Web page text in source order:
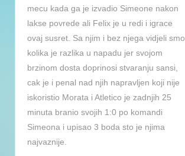
mecu kada ga je izvadio Simeone nakon
lakse povrede ali Felix je u redi i igrace
ovaj susret. Sa njim i bez njega vidjeli smo
kolika je razlika u napadu jer svojom
brzinom dosta doprinosi stvaranju sansi,
cak je i penal nad njih napravljen koji nije
iskoristio Morata i Atletico je zadnjih 25
minuta branio svojih 1:0 po komandi
Simeona i upisao 3 boda sto je njima
najvaznije.